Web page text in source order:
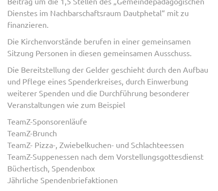
Dienstes im Nachbarschaftsraum Dautphetal“ mit zu
finanzieren.
Die Kirchenvorstände berufen in einer gemeinsamen
Sitzung Personen in diesen gemeinsamen Ausschuss.
Die Bereitstellung der Gelder geschieht durch den Aufbau
und Pflege eines Spenderkreises, durch Einwerbung
weiterer Spenden und die Durchführung besonderer
Veranstaltungen wie zum Beispiel
TeamZ-Sponsorenläufe
TeamZ-Brunch
TeamZ- Pizza-, Zwiebelkuchen- und Schlachteessen
TeamZ-Suppenessen nach dem Vorstellungsgottesdienst
Büchertisch, Spendenbox
Jährliche Spendenbriefaktionen